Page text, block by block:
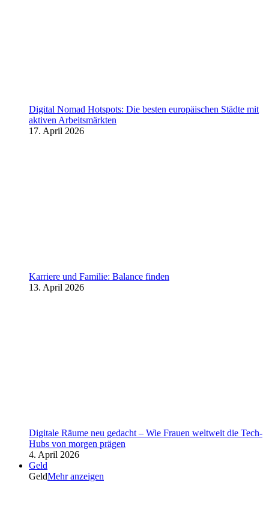
Digital Nomad Hotspots: Die besten europäischen Städte mit
aktiven Arbeitsmärkten
17. April 2026
Karriere und Familie: Balance finden
13. April 2026
Digitale Räume neu gedacht – Wie Frauen weltweit die Tech-
Hubs von morgen prägen
4. April 2026
Geld
GeldMehr anzeigen